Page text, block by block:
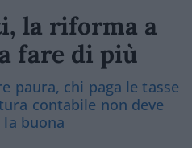
la riforma a
fare di più
paura, chi paga le tasse
contabile non deve
buona